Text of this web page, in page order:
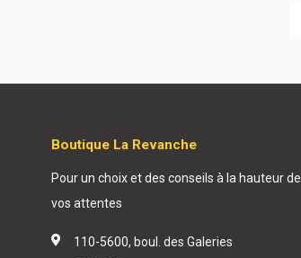
Boutique La Revanche
Pour un choix et des conseils à la hauteur de
vos attentes
110-5600, boul. des Galeries